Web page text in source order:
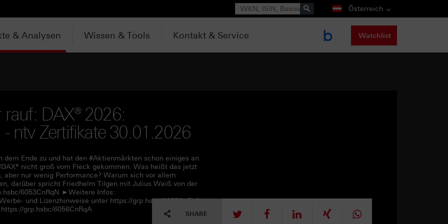
Suche Österreich
& Analysen Wissen & Tools Kontakt & Service Watchlist
DAX® 2026:
ntv Zertifikate 30.01.2026
Ende zu und hat den #Aktienmärkten schon einiges an
nicht groß vom Fleck gekommen. Was heißt das jetzt
aber nur wenig Performance? Warum sich vor allem
darüber spricht Friedhelm Tilgen mit Julius Weiß von der
6053CnRqN ►Weitere Infos:
und Lizenzhinweise unter https://grp.hsbc/6055CnRqf
grp.hsbc/6056CnRqA
SHARE tweet mitteilen